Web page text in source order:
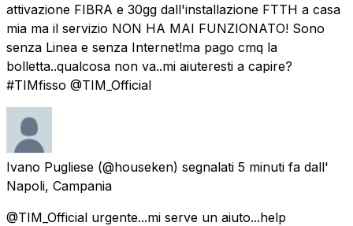
attivazione FIBRA e 30gg dall'installazione FTTH a casa
mia ma il servizio NON HA MAI FUNZIONATO! Sono
senza Linea e senza Internet!ma pago cmq la
bolletta..qualcosa non va..mi aiuteresti a capire?
#TIMfisso @TIM_Official
Ivano Pugliese (@houseken) segnalati 5 minuti fa dall'
Napoli, Campania
@TIM_Official urgente...mi serve un aiuto...help